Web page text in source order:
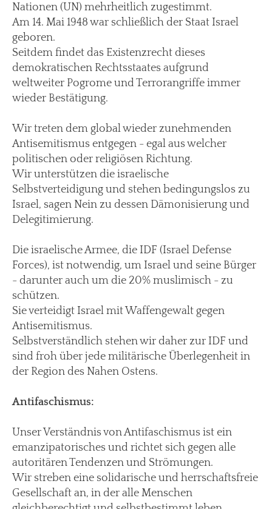
Nationen (UN) mehrheitlich zugestimmt.
Am 14. Mai 1948 war schließlich der Staat Israel
geboren.
Seitdem findet das Existenzrecht dieses
demokratischen Rechtsstaates aufgrund
weltweiter Pogrome und Terrorangriffe immer
wieder Bestätigung.
Wir treten dem global wieder zunehmenden
Antisemitismus entgegen - egal aus welcher
politischen oder religiösen Richtung.
Wir unterstützen die israelische
Selbstverteidigung und stehen bedingungslos zu
Israel, sagen Nein zu dessen Dämonisierung und
Delegitimierung.
Die israelische Armee, die IDF (Israel Defense
Forces), ist notwendig, um Israel und seine Bürger
- darunter auch um die 20% muslimisch - zu
schützen.
Sie verteidigt Israel mit Waffengewalt gegen
Antisemitismus.
Selbstverständlich stehen wir daher zur IDF und
sind froh über jede militärische Überlegenheit in
der Region des Nahen Ostens.
Antifaschismus:
Unser Verständnis von Antifaschismus ist ein
emanzipatorisches und richtet sich gegen alle
autoritären Tendenzen und Strömungen.
Wir streben eine solidarische und herrschaftsfreie
Gesellschaft an, in der alle Menschen